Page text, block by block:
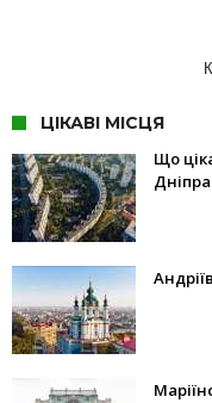
ЦІКАВІ МІСЦЯ
Що
Дніпра